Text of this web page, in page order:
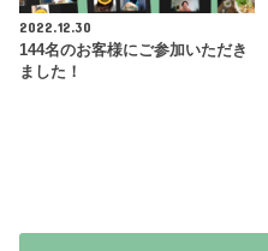
2022.12.30
144名のお客様にご参加いただき
ました！